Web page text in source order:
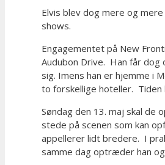
Elvis blev dog mere og
shows.
Engagementet på New
Audubon Drive. Han får dog
sig. Imens han er hjemme i
to forskellige hoteller.
Søndag den 13. maj skal de
stede på scenen som kan
appellerer lidt bredere. I
samme dag optræder han